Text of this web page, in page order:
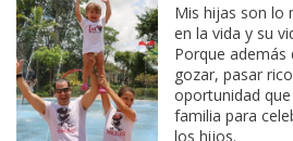
Mis hijas son lo
en la vida y su
Porque además
gozar, pasar
oportunidad
familia para
los hijos.